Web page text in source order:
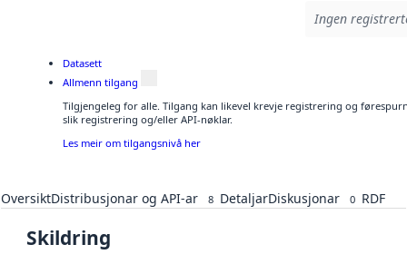
Ingen
Datasett
Allmenn tilgang
Tilgjengeleg for alle. Tilgang kan likevel krevje registrering og
slik registrering og/eller API-nøklar.
Les meir om tilgangsnivå her
OversiktDistribusjonar og API-ar 8 DetaljarDiskusjonar 0 RDF
Skildring